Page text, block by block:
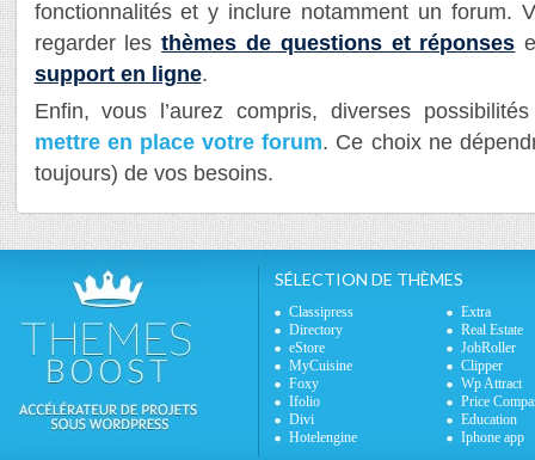
fonctionnalités et y inclure notamment un forum.
regarder lesthèmes de questions et réponses
support en ligne.
Enfin, vous l’aurez compris, diverses
mettre en place votre forum. Ce choix ne
toujours) de vos besoins.
SÉLECTION DE THÈMES
Classipress
Extra
Directory
Real Estate
eStore
JobRoller
MyCuisine
Clipper
Foxy
Wp Attract
Ifolio
Price
Divi
Education
Hotelengine
Iphone app